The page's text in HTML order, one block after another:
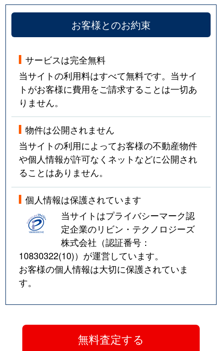
お客様とのお約束
サービスは完全無料
当サイトの利用料はすべて無料です。当サイ
トがお客様に費用をご請求することは一切あ
りません。
物件は公開されません
当サイトの利用によってお客様の不動産物件
や個人情報が許可なくネットなどに公開され
ることはありません。
個人情報は保護されています
当サイトはプライバシーマーク認
定企業のリビン・テクノロジーズ
株式会社（認証番号：
10830322(10)）が運営しています。
お客様の個人情報は大切に保護されていま
す。